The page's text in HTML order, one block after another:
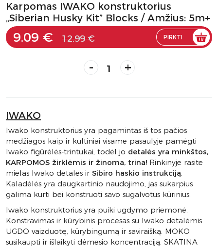
Karpomas IWAKO konstruktorius
„Siberian Husky Kit” Blocks / Amžius: 5m+
9.09 € 12.99 € PIRKTI
- +
IWAKO
Iwako konstruktorius yra pagamintas iš tos pačios
medžiagos kaip ir kultiniai visame pasaulyje pamėgti
Iwako figūrėlės-trintukai, todėl jo detalės yra minkštos,
KARPOMOS žirklėmis ir žinoma, trina! Rinkinyje rasite
mielas Iwako detales ir Sibiro haskio instrukciją.
Kaladėlės yra daugkartinio naudojimo, jas sukarpius
galima kurti bei konstruoti savo sugalvotus kūrinius.
Iwako konstruktorius yra puiki ugdymo priemonė.
Konstravimas ir kūrybinis procesas su Iwako detalėmis
UGDO vaizduotę, kūrybingumą ir saviraišką. MOKO
susikaupti ir išlaikyti dėmesio koncentraciją. SKATINA